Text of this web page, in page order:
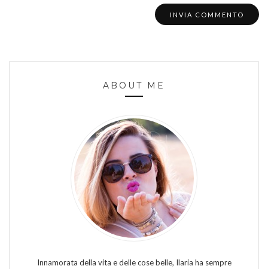
ABOUT ME
Innamorata della vita e delle cose belle, Ilaria ha sempre